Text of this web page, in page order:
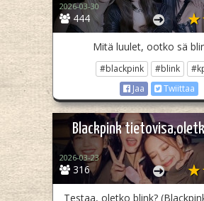
444
2026-03-30
Mitä luulet, ootko sä
#blackpink #blink
Jaa
Twiittaa
Blackpink
316
2026-03-23
Testaa, oletko blink?